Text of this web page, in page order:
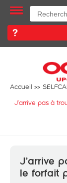
Accueil
J’arrive pas à
J’arrive
le forfait